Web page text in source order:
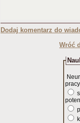
Dodaj komentarz do
Wróć